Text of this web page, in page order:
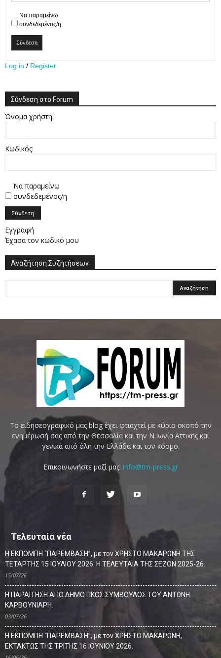
Να παραμείνω
συνδεδεμένος/η
Σύνδεση
Log in / Register
Σύνδεση στο Forum
Όνομα χρήστη:
Κωδικός:
Να παραμείνω
συνδεδεμένος/η
Σύνδεση
Εγγραφή
Έχασα τον κωδικό μου
Αναζήτηση Συζητήσεων
Το ειδησεογραφικό μας blog έχει φτιαχτεί με κύριο σκοπό την
ενημέρωσή σας από την Θεσσαλία και την Ν.Ιωνία Αττικής και
γενικά από όλη την Ελλάδα και τον κόσμο.
Επικοινωνήστε μαζί μας: info@tm-press.gr
Τελευταία νέα
Η ΕΚΠΟΜΠΗ “ΠΑΡΕΜΒΑΣΗ”, με τον ΧΡΗΣΤΟ ΜΑΚΑΡΩΝΗ ΤΗΣ
ΤΕΤΑΡΤΗΣ 15 ΙΟΥΛΙΟΥ 2026. Η ΤΕΛΕΥΤΑΙΑ ΤΗΣ ΣΕΖΟΝ 2025-26.
15/07/26
Η ΠΑΡΑΙΤΗΣΗ ΑΠΟ ΔΗΜΟΤΙΚΟΣ ΣΥΜΒΟΥΛΟΣ ΤΟΥ ΑΝΤΩΝΗ
ΚΑΡΒΟΥΝΙΑΡΗ.
03/07/26
Η ΕΚΠΟΜΠΗ “ΠΑΡΕΜΒΑΣΗ”, με τον ΧΡΗΣΤΟ ΜΑΚΑΡΩΝΗ,
ΕΚΤΑΚΤΩΣ ΤΗΣ ΤΡΙΤΗΣ 16 ΙΟΥΝΙΟΥ 2026.